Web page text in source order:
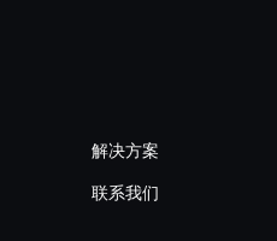
解决方案
联系我们